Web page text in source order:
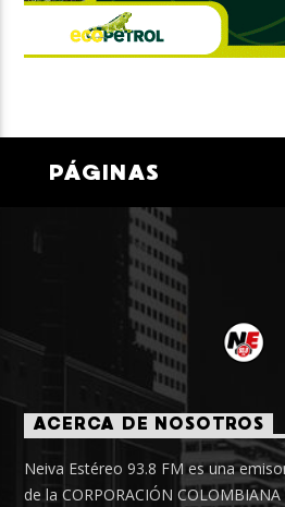
PÁGINAS
ACERCA DE NOSOTROS
Neiva Estéreo 93.8 FM es una
de la CORPORACIÓN